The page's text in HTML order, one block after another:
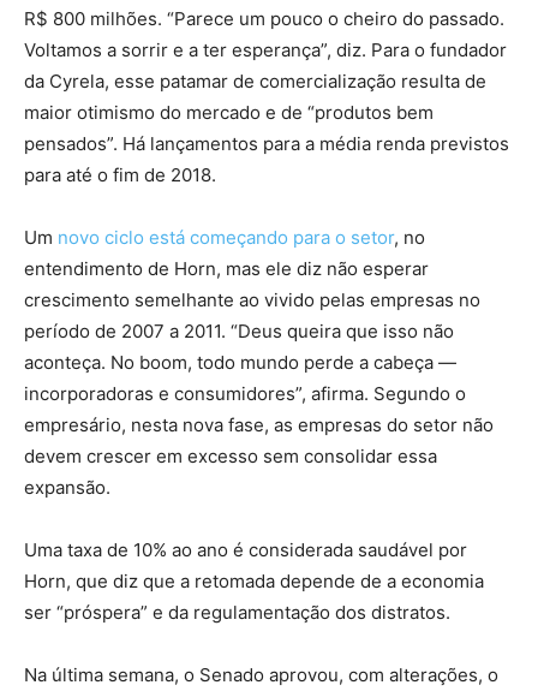
R$ 800 milhões. “Parece um pouco o cheiro do passado.
Voltamos a sorrir e a ter esperança”, diz. Para o fundador
da Cyrela, esse patamar de comercialização resulta de
maior otimismo do mercado e de “produtos bem
pensados”. Há lançamentos para a média renda previstos
para até o fim de 2018.
Um novo ciclo está começando para o setor, no
entendimento de Horn, mas ele diz não esperar
crescimento semelhante ao vivido pelas empresas no
período de 2007 a 2011. “Deus queira que isso não
aconteça. No boom, todo mundo perde a cabeça —
incorporadoras e consumidores”, afirma. Segundo o
empresário, nesta nova fase, as empresas do setor não
devem crescer em excesso sem consolidar essa
expansão.
Uma taxa de 10% ao ano é considerada saudável por
Horn, que diz que a retomada depende de a economia
ser “próspera” e da regulamentação dos distratos.
Na última semana, o Senado aprovou, com alterações, o